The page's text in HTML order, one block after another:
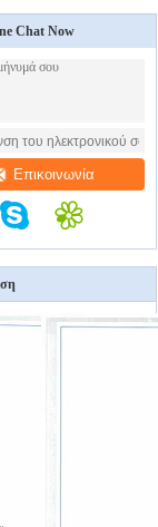
Chat Now
Επικοινωνία